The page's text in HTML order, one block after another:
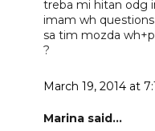
treba mi hitan odg
imam wh
sa tim mozda
?
March 19, 2014 at
Marina said...